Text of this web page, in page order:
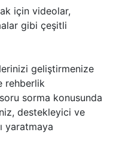
için videolar,
gibi çeşitli
geliştirmenize
rehberlik
sorma konusunda
destekleyici ve
yaratmaya